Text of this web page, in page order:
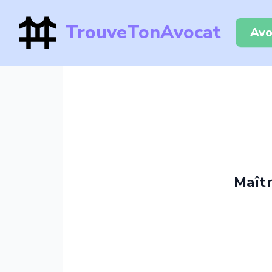
TrouveTonAvocat